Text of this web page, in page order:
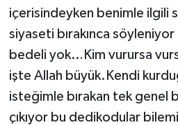
içerisindeyken benimle ilgili
siyaseti bırakınca söyleniyor
bedeli yok…Kim vurursa
işte Allah büyük.Kendi
isteğimle bırakan tek genel
çıkıyor bu dedikodular